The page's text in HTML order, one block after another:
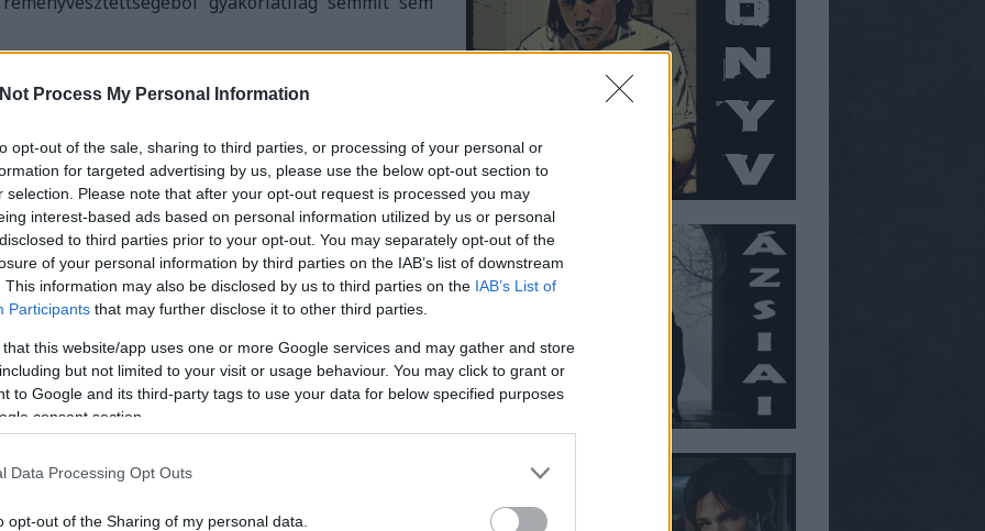
Process My Personal Information
opt-out of the sale, sharing to third parties, or processing of your personal or
for targeted advertising by us, please use the below opt-out section to
selection. Please note that after your opt-out request is processed you may
interest-based ads based on personal information utilized by us or personal
to third parties prior to your opt-out. You may separately opt-out of the
of your personal information by third parties on the IAB’s list of downstream
This information may also be disclosed by us to third parties on the IAB’s List of
Participants that may further disclose it to other third parties.
that this website/app uses one or more Google services and may gather and store
but not limited to your visit or usage behaviour. You may click to grant or
to Google and its third-party tags to use your data for below specified purposes
consent section.
Data Processing Opt Outs
opt-out of the Sharing of my personal data.